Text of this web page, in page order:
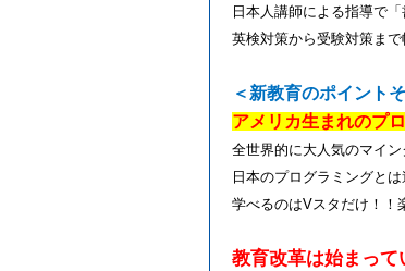
日本人講師による指導で
英検対策から受験対策まで
＜新教育のポイント
アメリカ生まれのプ
全世界的に大人気のマイン
日本のプログラミングと
学べるのはVスタだけ！！
教育改革は始まって